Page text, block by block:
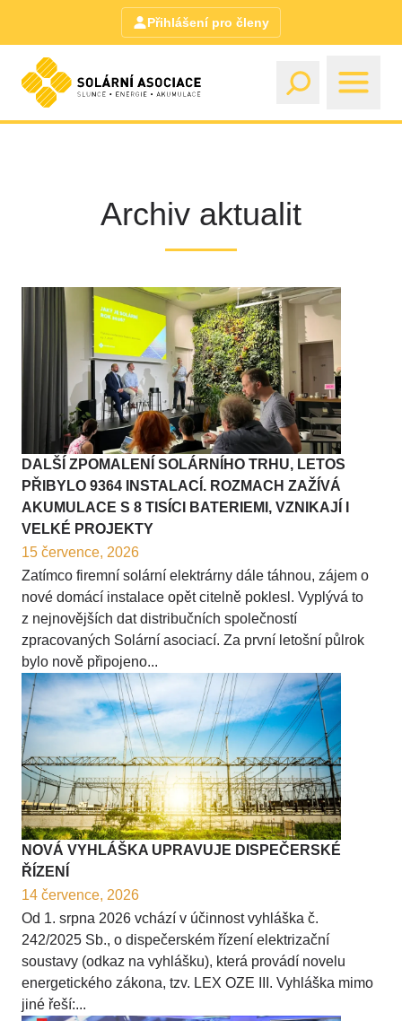
Přihlášení pro členy
Archiv aktualit
DALŠÍ ZPOMALENÍ SOLÁRNÍHO TRHU, LETOS
PŘIBYLO 9364 INSTALACÍ. ROZMACH ZAŽÍVÁ
AKUMULACE S 8 TISÍCI BATERIEMI, VZNIKAJÍ I
VELKÉ PROJEKTY
15 července, 2026
Zatímco firemní solární elektrárny dále táhnou, zájem o
nové domácí instalace opět citelně poklesl. Vyplývá to
z nejnovějších dat distribučních společností
zpracovaných Solární asociací. Za první letošní půlrok
bylo nově připojeno...
NOVÁ VYHLÁŠKA UPRAVUJE DISPEČERSKÉ
ŘÍZENÍ
14 července, 2026
Od 1. srpna 2026 vchází v účinnost vyhláška č.
242/2025 Sb., o dispečerském řízení elektrizační
soustavy (odkaz na vyhlášku), která provádí novelu
energetického zákona, tzv. LEX OZE III. Vyhláška mimo
jiné řeší:...